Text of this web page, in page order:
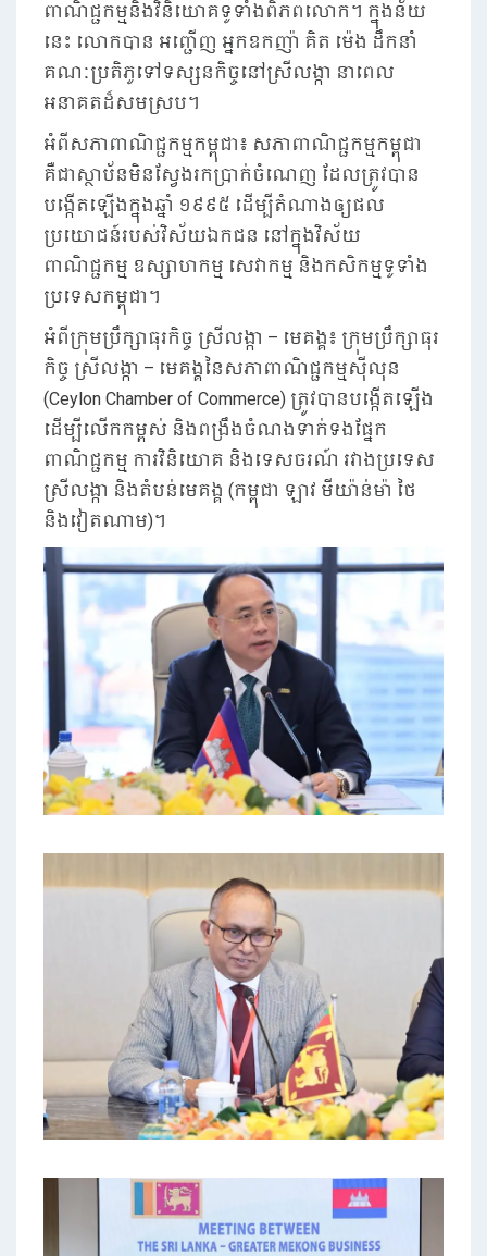
ពាណិជ្ជកម្មនិងវិនិយោគទូទាំងពិភពលោក។ ក្នុងន័យ
នេះ លោកបាន អញ្ជើញ អ្នកឧកញ៉ា គិត ម៉េង ដឹកនាំ
គណៈប្រតិភូទៅទស្សនកិច្ចនៅស្រីលង្កា នាពេល
អនាគតដ៏សមស្រប។
អំពីសភាពាណិជ្ជកម្មកម្ពុជា៖ សភាពាណិជ្ជកម្មកម្ពុជា
គឺជាស្ថាប័នមិនស្វែងរកប្រាក់ចំណេញ ដែលត្រូវបាន
បង្កើតឡើងក្នុងឆ្នាំ ១៩៩៥ ដើម្បីតំណាងឲ្យផល
ប្រយោជន៍របស់វិស័យឯកជន នៅក្នុងវិស័យ
ពាណិជ្ជកម្ម ឧស្សាហកម្ម សេវាកម្ម និងកសិកម្មទូទាំង
ប្រទេសកម្ពុជា។
អំពីក្រុមប្រឹក្សាធុរកិច្ច ស្រីលង្កា – មេគង្គ៖ ក្រុមប្រឹក្សាធុរ
កិច្ច ស្រីលង្កា – មេគង្គនៃសភាពាណិជ្ជកម្មស៊ីលុន
(Ceylon Chamber of Commerce) ត្រូវបានបង្កើតឡើង
ដើម្បីលើកកម្ពស់ និងពង្រឹងចំណងទាក់ទងផ្នែក
ពាណិជ្ជកម្ម ការវិនិយោគ និងទេសចរណ៍ រវាងប្រទេស
ស្រីលង្កា និងតំបន់មេគង្គ (កម្ពុជា ឡាវ មីយ៉ាន់ម៉ា ថៃ
និងវៀតណាម)។